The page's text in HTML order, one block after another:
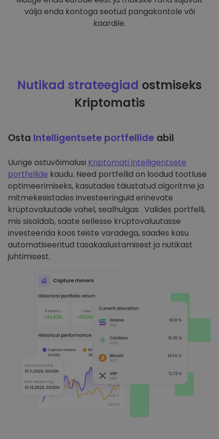
välja enda kontoga seotud pangakontole või
kaardile.
Nutikad strateegiad ostmiseks
Kriptomatis
Osta Intelligentsete portfellide abil
Uurige ostuvõimalusi Kriptomati intelligentsete
portfellide kaudu. Need portfellid on loodud tootluse
optimeerimiseks, kasutades täiustatud algoritme ja
mitmekesistades investeeringuid erinevate
krüptovaluutade vahel, sealhulgas . Valides portfelli,
mis sisaldab, saate sellesse krüptovaluutasse
investeerida koos teiste varadega, saades kasu
automatiseeritud tasakaalustamisest ja nutikast
juhtimisest.